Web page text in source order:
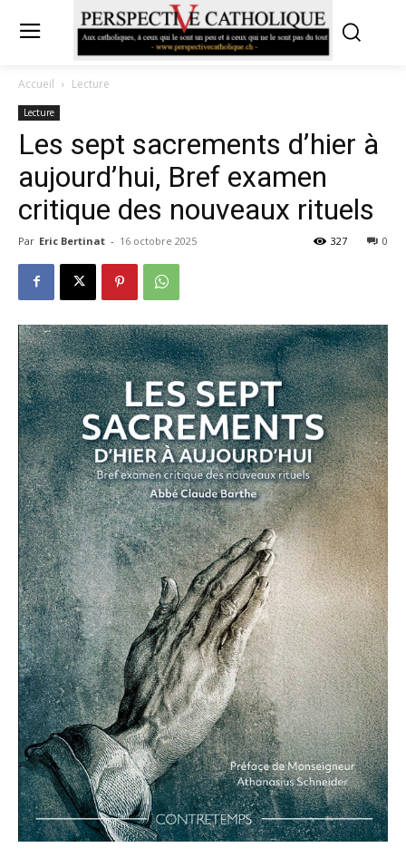
Accueil Lecture
Lecture
Les sept sacrements d’hier à
aujourd’hui, Bref examen
critique des nouveaux rituels
Par Eric Bertinat - 16 octobre 2025 0
327